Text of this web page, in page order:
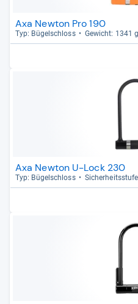
Axa Newton Pro 190
Typ: Bügel­schloss Gewicht: 1341 g
Axa Newton U-Lock 230
Typ: Bügel­schloss